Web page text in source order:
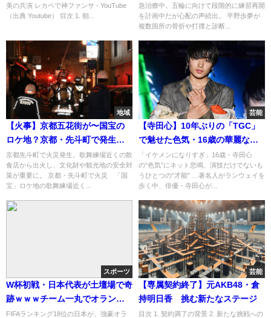
美の共演 レカペで神ファンサ - YouTube
（出典 Youtube） 目次 1. 朝...
急治療中。五輪に向けて段階的に練習再開
を計画中だが心配の声続出。 平野歩夢が
複数箇所の骨折や打撲と診断...
地域
【火事】京都五花街が〜国宝の
ロケ地？京都・先斗町で発生し
た火災
京都先斗町で火災発生。歌舞練場近くの飲
食店から出火し、文化財や観光地の安全対
策が重要に。 京都・先斗町で火災 「国
宝」ロケ地の歌舞練場近く...
芸能
【寺田心】10年ぶりの「TGC」
で魅せた色気・16歳の華麗なる
成長
「イケメンになりすぎ」16歳・寺田心
の“色気”にネット悲鳴、演技だけでないも
うひとつの“才能” …著名人がランウェイを
歩く中、俳優・寺田心が...
スポーツ
W杯初戦・日本代表が土壇場で奇
跡ｗｗｗチーム一丸でオランダ
戦を挑んだ～～
FIFAランキング18位の日本が、強豪オラ
芸能
【専属契約終了】元AKB48・倉
持明日香 挑む新たなステージ
目次 1. 契約満了の背景 2. 新たな挑戦への